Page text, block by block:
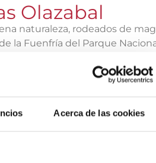
Acerca de las cookies
Olazabal
naturaleza, rodeados de
la Fuenfría del Parque
tecnológico (robótica
y actividades tecnológicas de
al aire libre (piscina,
Lucas Olazábal